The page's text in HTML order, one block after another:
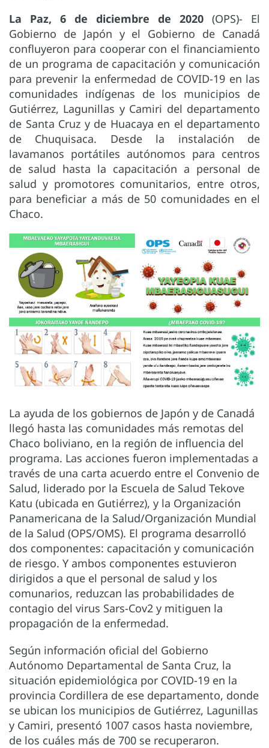
La Paz, 6 de diciembre de 2020 (OPS)- El
Gobierno de Japón y el Gobierno de Canadá
confluyeron para cooperar con el financiamiento
de un programa de capacitación y comunicación
para prevenir la enfermedad de COVID-19 en las
comunidades indígenas de los municipios de
Gutiérrez, Lagunillas y Camiri del departamento
de Santa Cruz y de Huacaya en el departamento
de Chuquisaca. Desde la instalación de
lavamanos portátiles autónomos para centros
de salud hasta la capacitación a personal de
salud y promotores comunitarios, entre otros,
para beneficiar a más de 50 comunidades en el
Chaco.
La ayuda de los gobiernos de Japón y de Canadá
llegó hasta las comunidades más remotas del
Chaco boliviano, en la región de influencia del
programa. Las acciones fueron implementadas a
través de una carta acuerdo entre el Convenio de
Salud, liderado por la Escuela de Salud Tekove
Katu (ubicada en Gutiérrez), y la Organización
Panamericana de la Salud/Organización Mundial
de la Salud (OPS/OMS). El programa desarrolló
dos componentes: capacitación y comunicación
de riesgo. Y ambos componentes estuvieron
dirigidos a que el personal de salud y los
comunarios, reduzcan las probabilidades de
contagio del virus Sars-Cov2 y mitiguen la
propagación de la enfermedad.
Según información oficial del Gobierno
Autónomo Departamental de Santa Cruz, la
situación epidemiológica por COVID-19 en la
provincia Cordillera de ese departamento, donde
se ubican los municipios de Gutiérrez, Lagunillas
y Camiri, presentó 1007 casos hasta noviembre,
de los cuáles más de 700 se recuperaron.